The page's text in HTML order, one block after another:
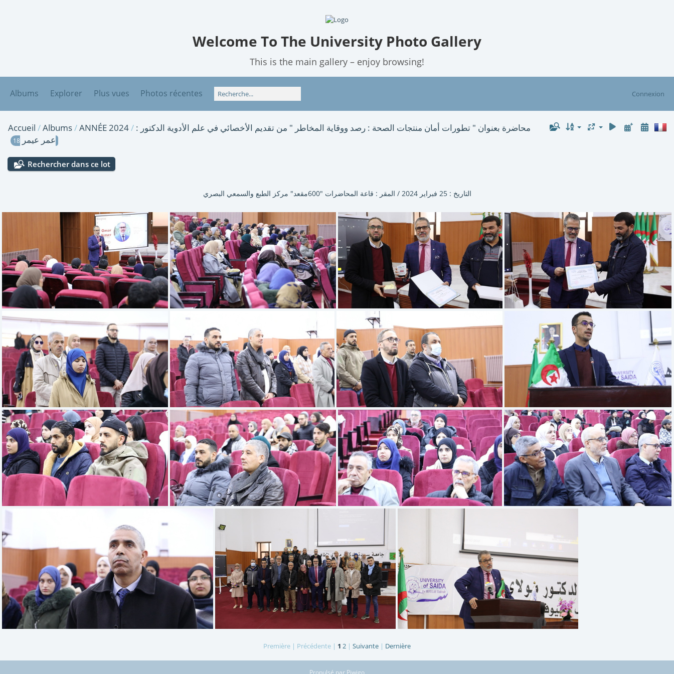
Welcome To The University Photo Gallery
This is the main gallery – enjoy browsing!
Albums Explorer Plus vues Photos récentes Connexion
Accueil /Albums/ANNÉE 2024/ محاضرة بعنوان " تطورات أمان منتجات الصحة : رصد ووقاية المخاطر " من تقديم الأخصائي في علم الأدوية الدكتور :
عمر عيمر 18
Rechercher dans ce lot
التاريخ : 25 فبراير 2024 / المقر : قاعة المحاضرات "600مقعد" مركز الطبع والسمعي البصري
6E2A4417 6E2A4418 6E2A4419JPG 6E2A4420JPG
6E2A4409 6E2A4410 6E2A4411 6E2A4412
6E2A4413 6E2A4414
6E2A4406
Première | Précédente | 1 2 | Suivante | Dernière
Propulsé par Piwigo